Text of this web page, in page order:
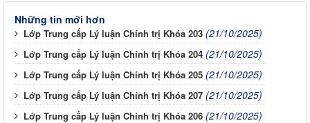
Những tin mới hơn
Lớp Trung cấp Lý luận Chính trị Khóa 203 (21/10/2025)
Lớp Trung cấp Lý luận Chính trị Khóa 204 (21/10/2025)
Lớp Trung cấp Lý luận Chính trị Khóa 205 (21/10/2025)
Lớp Trung cấp Lý luận Chính trị Khóa 207 (21/10/2025)
Lớp Trung cấp Lý luận Chính trị Khóa 206 (21/10/2025)